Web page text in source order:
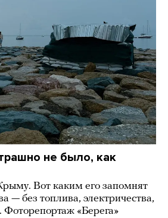
не было, как
Вот каким его запомнят
— без топлива, электричества,
Фоторепортаж «Берега»